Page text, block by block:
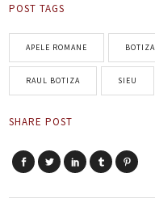
POST TAGS
APELE ROMANE BOTIZA
RAUL BOTIZA SIEU
SHARE POST